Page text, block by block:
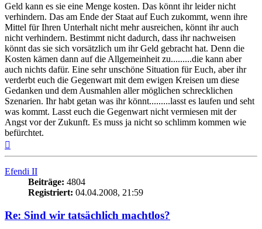
Geld kann es sie eine Menge kosten. Das könnt ihr leider nicht
verhindern. Das am Ende der Staat auf Euch zukommt, wenn ihre
Mittel für Ihren Unterhalt nicht mehr ausreichen, könnt ihr auch
nicht verhindern. Bestimmt nicht dadurch, dass ihr nachweisen
könnt das sie sich vorsätzlich um ihr Geld gebracht hat. Denn die
Kosten kämen dann auf die Allgemeinheit zu.........die kann aber
auch nichts dafür. Eine sehr unschöne Situation für Euch, aber ihr
verderbt euch die Gegenwart mit dem ewigen Kreisen um diese
Gedanken und dem Ausmahlen aller möglichen schrecklichen
Szenarien. Ihr habt getan was ihr könnt.........lasst es laufen und seht
was kommt. Lasst euch die Gegenwart nicht vermiesen mit der
Angst vor der Zukunft. Es muss ja nicht so schlimm kommen wie
befürchtet.
Efendi II
Beiträge: 4804
Registriert: 04.04.2008, 21:59
Re: Sind wir tatsächlich machtlos?